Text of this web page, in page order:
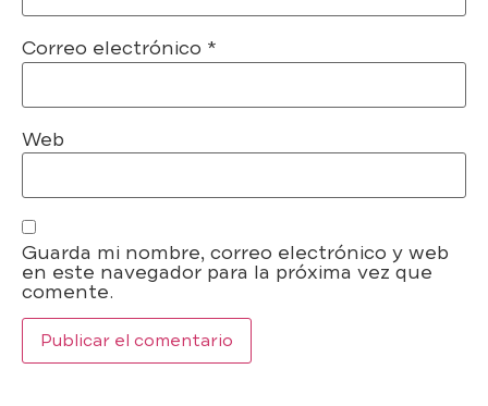
Correo electrónico *
Web
Guarda mi nombre, correo electrónico y web
en este navegador para la próxima vez que
comente.